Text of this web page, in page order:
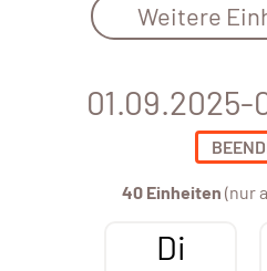
Weitere
01.09.2025-
40 Einheiten (nur
Di